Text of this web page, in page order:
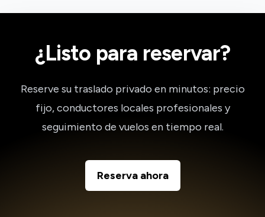
¿Listo para reservar?
Reserve su traslado privado en minutos: precio
fijo, conductores locales profesionales y
seguimiento de vuelos en tiempo real.
Reserva ahora